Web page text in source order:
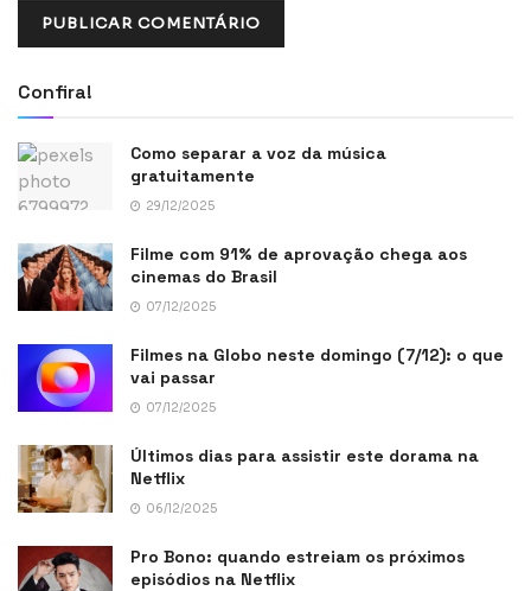
Confira!
Como separar a voz da música
gratuitamente
29/12/2025
Filme com 91% de aprovação chega aos
cinemas do Brasil
07/12/2025
Filmes na Globo neste domingo (7/12): o que
vai passar
07/12/2025
Últimos dias para assistir este dorama na
Netflix
06/12/2025
Pro Bono: quando estreiam os próximos
episódios na Netflix